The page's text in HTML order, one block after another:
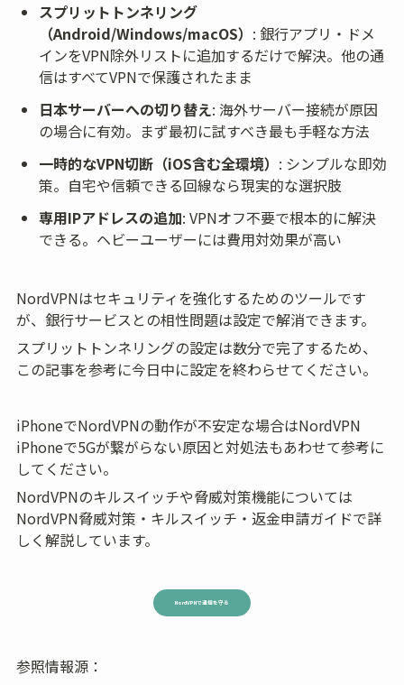
スプリットトンネリング
（Android/Windows/macOS） : 銀行アプリ・ドメ
インをVPN除外リストに追加するだけで解決。他の通
信はすべてVPNで保護されたまま
日本サーバーへの切り替え: 海外サーバー接続が原因
の場合に有効。まず最初に試すべき最も手軽な方法
一時的なVPN切断（iOS含む全環境） : シンプルな即効
策。自宅や信頼できる回線なら現実的な選択肢
専用IPアドレスの追加: VPNオフ不要で根本的に解決
できる。ヘビーユーザーには費用対効果が高い
NordVPNはセキュリティを強化するためのツールです
が、銀行サービスとの相性問題は設定で解消できます。
スプリットトンネリングの設定は数分で完了するため、
この記事を参考に今日中に設定を終わらせてください。
iPhoneでNordVPNの動作が不安定な場合はNordVPN
iPhoneで5Gが繋がらない原因と対処法もあわせて参考に
してください。
NordVPNのキルスイッチや脅威対策機能については
NordVPN脅威対策・キルスイッチ・返金申請ガイドで詳
しく解説しています。
NordVPNで通信を守る
参照情報源：